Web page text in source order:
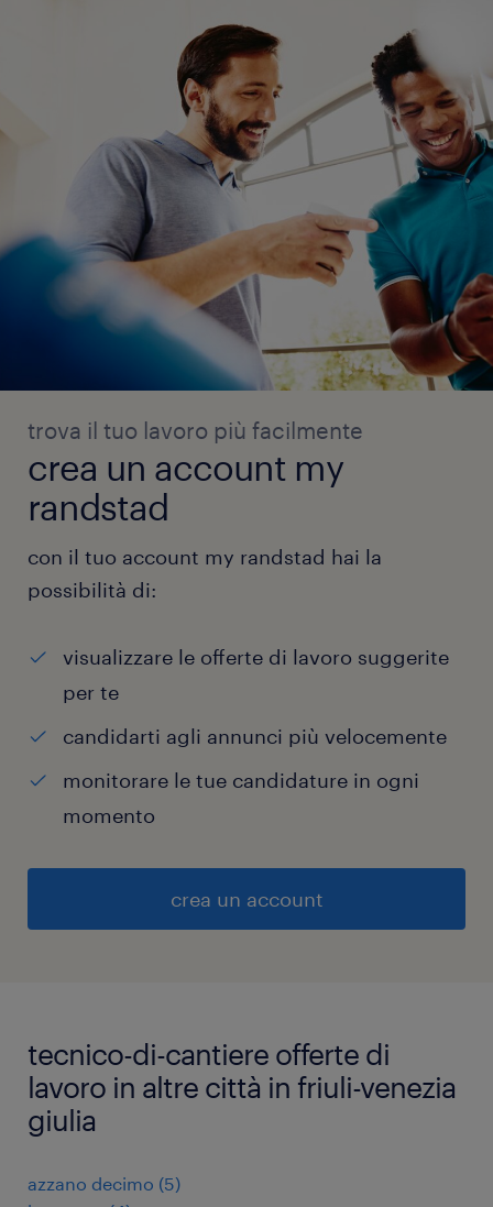
trova il tuo lavoro più facilmente
crea un account my
randstad
con il tuo account my randstad hai la
possibilità di:
visualizzare le offerte di lavoro suggerite
per te
candidarti agli annunci più velocemente
monitorare le tue candidature in ogni
momento
crea un account
tecnico-di-cantiere offerte di
lavoro in altre città in friuli-venezia
giulia
azzano decimo (5)